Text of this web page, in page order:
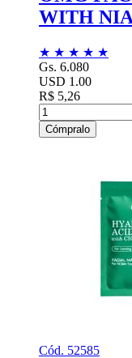
WITH
★ ★ ★ ★ ★
Gs. 6.080
USD 1.00
R$ 5,26
Cómpralo
Cód. 52585